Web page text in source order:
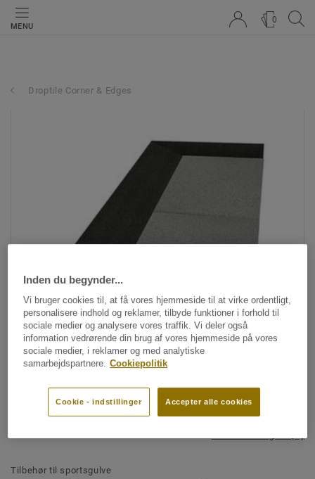
MENU
0
Droptile Corner & Edges
Tilbehør til sportsgulve
Inden du begynder...
Vi bruger cookies til, at få vores hjemmeside til at virke ordentligt,
personalisere indhold og reklamer, tilbyde funktioner i forhold til
sociale medier og analysere vores traffik. Vi deler også
information vedrørende din brug af vores hjemmeside på vores
sociale medier, i reklamer og med analytiske
samarbejdspartnere. Cookiepolitik
Accepter alle cookies
Cookie - indstillinger